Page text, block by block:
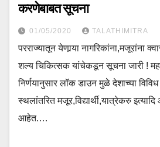
करणेबाबत सूचना
01/05/2020 TALATHIMITRA
परराज्यातून येणार्‍या नागरिकांना,मजूरांना
शल्य चिकित्सक यांचेकडून सूचना जारी !
निर्णयानुसार लॉक डाउन मुळे देशाच्या
स्थलांतरित मजूर,विद्यार्थी,यात्रेकरु
आहेत.…